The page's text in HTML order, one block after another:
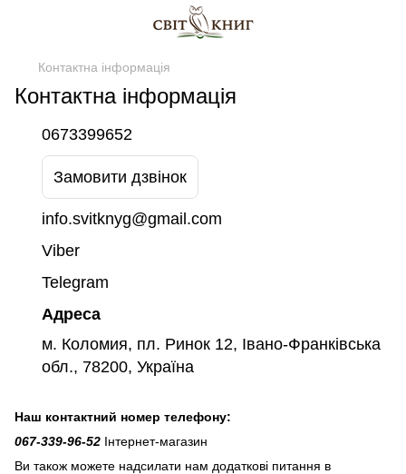
Контактна інформація
Контактна інформація
0673399652
Замовити дзвінок
info.svitknyg@gmail.com
Viber
Telegram
Адреса
м. Коломия, пл. Ринок 12, Івано-Франківська
обл., 78200, Україна
Наш контактний номер телефону:
067-339-96-52 Інтернет-магазин
Ви також можете надсилати нам додаткові питання в